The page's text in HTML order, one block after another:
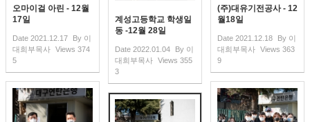
오마이걸 아린 - 12월
17일
Date 2021.12.17 By 이
대희부목사 Views 374
5
(주)대유기전공사 - 12
월18일
Date 2021.12.18 By 이
대희부목사 Views 363
9
계성고등학교 학생일
동 -12월 28일
Date 2022.01.04 By 이
대희부목사 Views 355
3